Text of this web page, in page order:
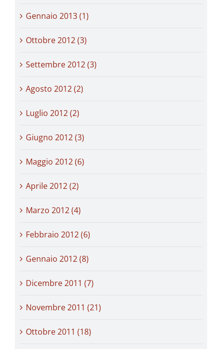
Gennaio 2013 (1)
Ottobre 2012 (3)
Settembre 2012 (3)
Agosto 2012 (2)
Luglio 2012 (2)
Giugno 2012 (3)
Maggio 2012 (6)
Aprile 2012 (2)
Marzo 2012 (4)
Febbraio 2012 (6)
Gennaio 2012 (8)
Dicembre 2011 (7)
Novembre 2011 (21)
Ottobre 2011 (18)